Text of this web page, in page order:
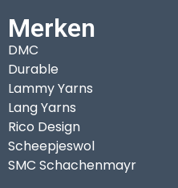
Merken
DMC
Durable
Lammy Yarns
Lang Yarns
Rico Design
Scheepjeswol
SMC Schachenmayr